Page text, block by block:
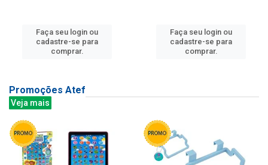
Faça seu login ou
cadastre-se para
comprar.
Faça seu login ou
cadastre-se para
comprar.
Promoções Atef
Veja mais